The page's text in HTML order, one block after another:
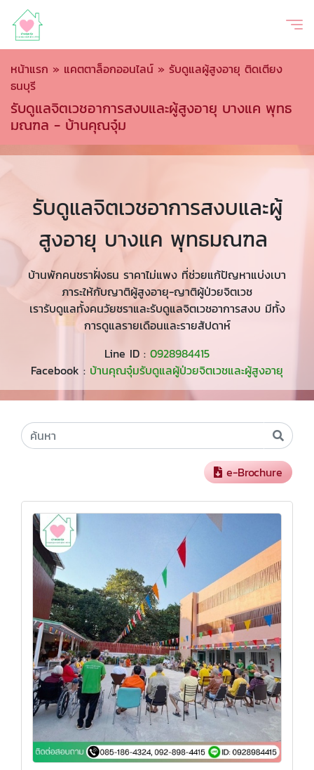
หน้าแรก » แคตตาล็อกออนไลน์ » รับดูแลผู้สูงอายุ ติดเตียง
ธนบุรี
รับดูแลจิตเวชอาการสงบและผู้สูงอายุ บางแค พุทธ
มณฑล - บ้านคุณจุ๋ม
รับดูแลจิตเวชอาการสงบและผู้
สูงอายุ บางแค พุทธมณฑล
บ้านพักคนชราฝั่งธน ราคาไม่แพง ที่ช่วยแก้ปัญหาแบ่งเบา
ภาระให้กับญาติผู้สูงอายุ-ญาติผู้ป่วยจิตเวช
เรารับดูแลทั้งคนวัยชราและรับดูแลจิตเวชอาการสงบ มีทั้ง
การดูแลรายเดือนและรายสัปดาห์
Line ID : 0928984415
Facebook : บ้านคุณจุ๋มรับดูแลผู้ป่วยจิตเวชและผู้สูงอายุ
e-Brochure